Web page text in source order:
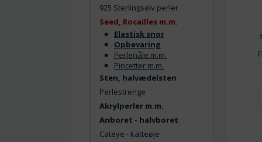
925 Sterlingsølv perler
Seed, Rocailles m.m.
Elastisk snor
Opbevaring
Perlenåle m.m.
Pincetter m.m.
Sten, halvædelsten
Perlestrenge
Akrylperler m.m.
Anboret - halvboret
Cateye - katteøje